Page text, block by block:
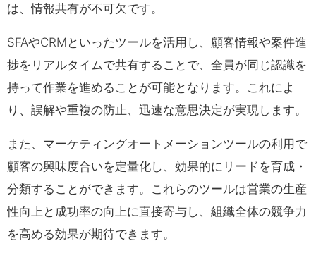
は、情報共有が不可欠です。
SFAやCRMといったツールを活用し、顧客情報や案件進
捗をリアルタイムで共有することで、全員が同じ認識を
持って作業を進めることが可能となります。これによ
り、誤解や重複の防止、迅速な意思決定が実現します。
また、マーケティングオートメーションツールの利用で
顧客の興味度合いを定量化し、効果的にリードを育成・
分類することができます。これらのツールは営業の生産
性向上と成功率の向上に直接寄与し、組織全体の競争力
を高める効果が期待できます。